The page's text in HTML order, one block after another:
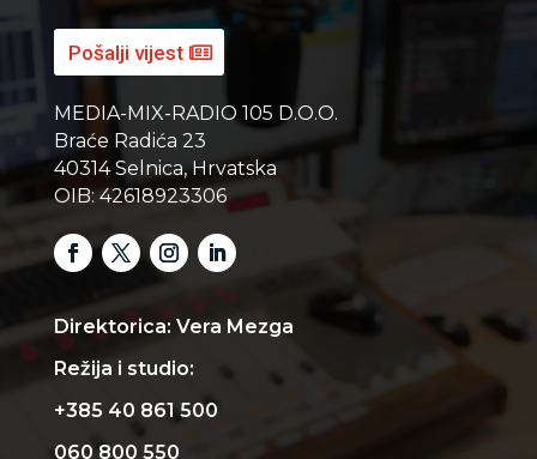
Pošalji vijest
MEDIA-MIX-RADIO 105 D.O.O.
Braće Radića 23
40314 Selnica, Hrvatska
OIB: 42618923306
Direktorica: Vera Mezga
Režija i studio:
+385 40 861 500
060 800 550